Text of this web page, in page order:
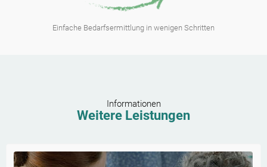
Einfache Bedarfsermittlung in wenigen Schritten
Informationen
Weitere Leistungen